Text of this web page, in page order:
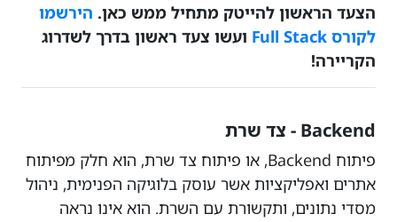
הצעד הראשון להייטק מתחיל ממש כאן. הירשמו
לקורס Full Stack
ועשו צעד ראשון בדרך לשדרוג
הקריירה!
Backend - צד שרת
פיתוח Backend, או פיתוח צד שרת, הוא חלק מפיתוח
אתרים ואפליקציות אשר עוסק בלוגיקה הפנימית, ניהול
מסדי נתונים, ותקשורת עם השרת. הוא אינו נראה